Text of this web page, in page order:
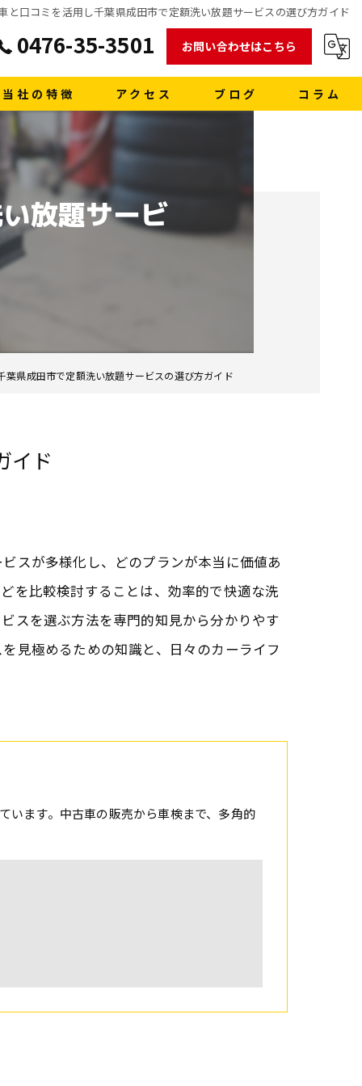
と口コミを活用し千葉県成田市で定額洗い放題サービスの選び方ガイド
0476-35-3501 お問い合わせはこちら
当社の特徴
売
検
安レンタカー
アクセス ブログ コラム
放題サービ
葉県成田市で定額洗い放題サービスの選び方ガイド
イド
スが多様化し、どのプランが本当に価値あ
を比較検討することは、効率的で快適な洗
スを選ぶ方法を専門的知見から分かりやす
見極めるための知識と、日々のカーライフ
います。中古車の販売から車検まで、多角的